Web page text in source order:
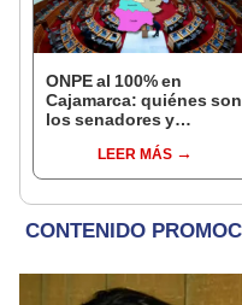
ONPE al 100% en
Cajamarca: quiénes son
los senadores y
las Elecciones 2026
LEER MÁS